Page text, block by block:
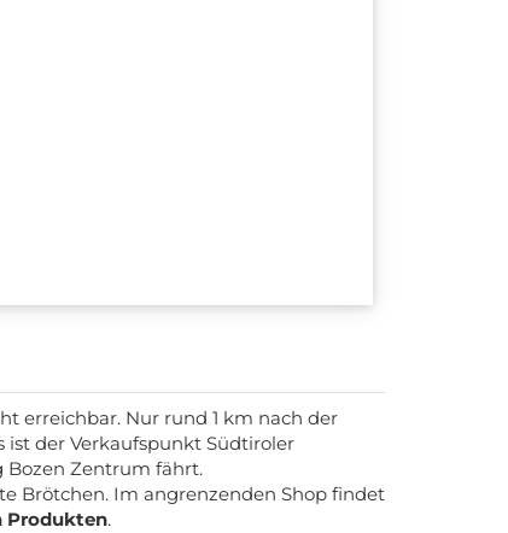
erreichbar. Nur rund 1 km nach der
ist der Verkaufspunkt Südtiroler
Bozen Zentrum fährt.
Brötchen. Im angrenzenden Shop findet
Produkten.